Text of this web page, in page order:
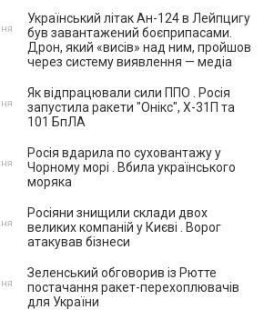
Український літак Ан-124 в Лейпцигу
був завантажений боєприпасами.
Дрон, який «висів» над ним, пройшов
через систему виявлення — медіа
Як відпрацювали сили ППО . Росія
запустила ракети "Онікс", Х-31П та
101 БпЛА
Росія вдарила по суховантажу у
Чорному морі . Вбила українського
моряка
Росіяни знищили склади двох
великих компаній у Києві . Ворог
атакував бізнеси
Зеленський обговорив із Рютте
постачання ракет-перехоплювачів
для України